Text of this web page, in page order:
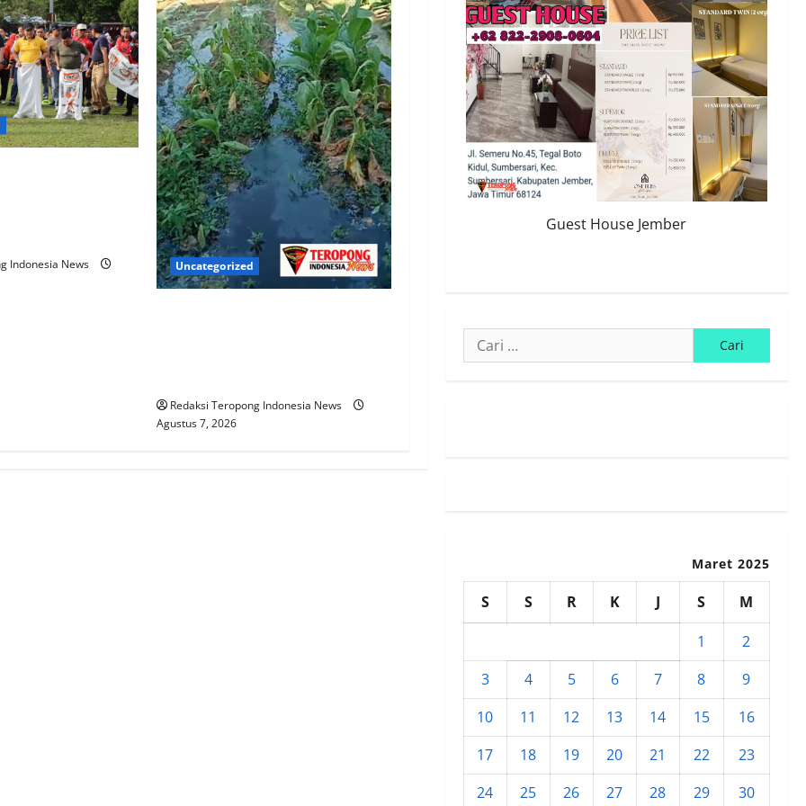
Indonesia News
Uncategorized
Redaksi Teropong Indonesia News
Agustus 7, 2026
Guest House Jember
Cari
untuk:
Maret 2025
S S R K J S
M
1
2
3
4 5 6 7 8
9
10
11 12 13 14 15
16
17
18 19 20 21 22
23
24
25 26 27 28 29 30